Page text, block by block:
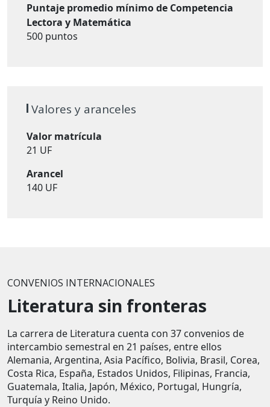
Puntaje promedio mínimo de Competencia
Lectora y Matemática
500 puntos
Valores y aranceles
Valor matrícula
21 UF
Arancel
140 UF
CONVENIOS INTERNACIONALES
Literatura sin fronteras
La carrera de Literatura cuenta con 37 convenios de
intercambio semestral en 21 países, entre ellos
Alemania, Argentina, Asia Pacífico, Bolivia, Brasil, Corea,
Costa Rica, España, Estados Unidos, Filipinas, Francia,
Guatemala, Italia, Japón, México, Portugal, Hungría,
Turquía y Reino Unido.